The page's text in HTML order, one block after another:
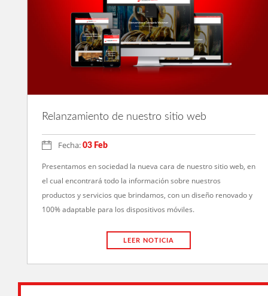
Relanzamiento de nuestro sitio web
Fecha: 03 Feb
Presentamos en sociedad la nueva cara de nuestro sitio web, en
el cual encontrará todo la información sobre nuestros
productos y servicios que brindamos, con un diseño renovado y
100% adaptable para los dispositivos móviles.
LEER NOTICIA